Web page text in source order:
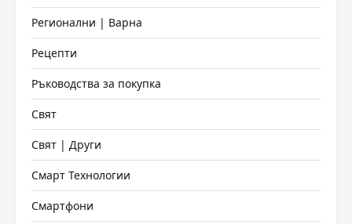
Регионални | Варна
Рецепти
Ръководства за покупка
Свят
Свят | Други
Смарт Технологии
Смартфони